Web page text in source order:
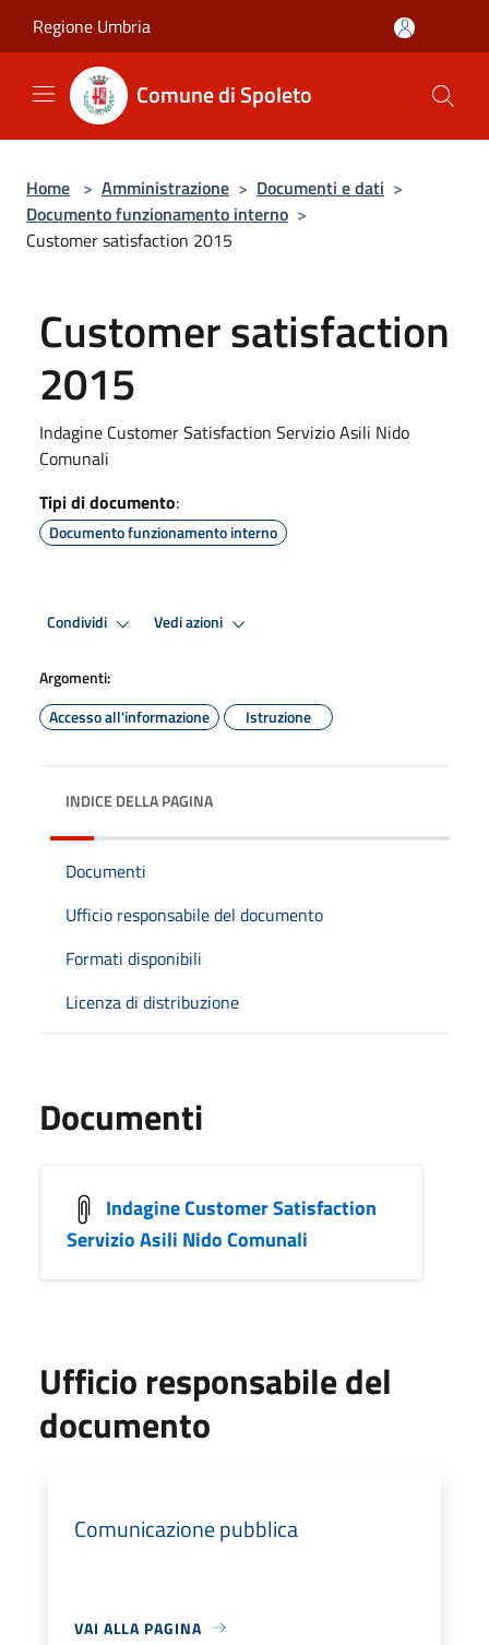
Regione Umbria
Comune di Spoleto
Home > Amministrazione > Documenti e dati >
Documento funzionamento interno >
Customer satisfaction 2015
Customer satisfaction
2015
Indagine Customer Satisfaction Servizio Asili Nido
Comunali
Tipi di documento:
Documento funzionamento interno
Condividi Vedi azioni
Argomenti:
Accesso all'informazione
Istruzione
INDICE DELLA PAGINA
Documenti
Ufficio responsabile del documento
Formati disponibili
Licenza di distribuzione
Documenti
Indagine Customer Satisfaction
Servizio Asili Nido Comunali
Ufficio responsabile del
documento
Comunicazione pubblica
VAI ALLA PAGINA